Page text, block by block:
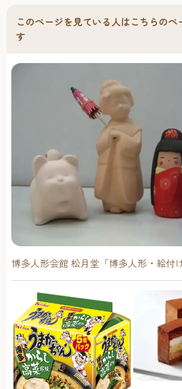
このページを見ている人はこちらのペ
す
博多人形会館 松月堂「博多人形・絵付